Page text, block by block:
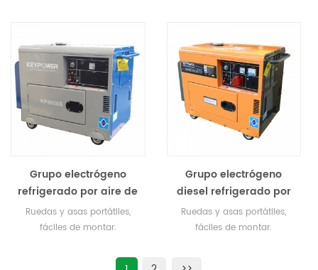
silencioso. Vibración mínima
y amp; carrera tranquila Bajo
consumo de aceite y alta
eficiencia económica.
funcionamiento super
silencioso. Vibración mínima
y amp; carrera tranquila Bajo
consumo de aceite y alta
eficiencia económica.
Grupo electrógeno
refrigerado por aire de
6000 vatios con EPA, CE,
SGS, EC-II, CARB
Ruedas y asas portátiles,
fáciles de montar.
capacidad para un
Grupo electrógeno
diesel refrigerado por
aire de 5kW con
indicador de
Ruedas y asas portátiles,
fáciles de montar.